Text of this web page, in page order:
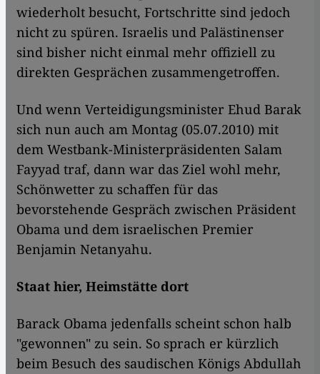
wiederholt besucht, Fortschritte sind jedoch
nicht zu spüren. Israelis und Palästinenser
sind bisher nicht einmal mehr offiziell zu
direkten Gesprächen zusammengetroffen.
Und wenn Verteidigungsminister Ehud Barak
sich nun auch am Montag (05.07.2010) mit
dem Westbank-Ministerpräsidenten Salam
Fayyad traf, dann war das Ziel wohl mehr,
Schönwetter zu schaffen für das
bevorstehende Gespräch zwischen Präsident
Obama und dem israelischen Premier
Benjamin Netanyahu.
Staat hier, Heimstätte dort
Barack Obama jedenfalls scheint schon halb
"gewonnen" zu sein. So sprach er kürzlich
beim Besuch des saudischen Königs Abdullah